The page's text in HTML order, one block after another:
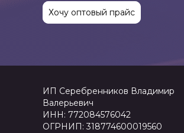
Хочу оптовый прайс
ИП Серебренников Владимир
Валерьевич
ИНН: 772084576042
ОГРНИП: 318774600019560